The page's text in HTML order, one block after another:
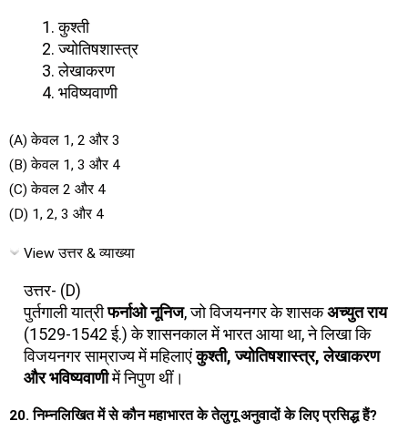
कुश्ती
ज्योतिषशास्त्र
लेखाकरण
भविष्यवाणी
(A) केवल 1, 2 और 3
(B) केवल 1, 3 और 4
(C) केवल 2 और 4
(D) 1, 2, 3 और 4
View उत्तर & व्याख्या
उत्तर- (D)
पुर्तगाली यात्रीफर्नाओ नूनिज, जो विजयनगर के शासकअच्युत राय
(1529-1542 ई.) के शासनकाल में भारत आया था, ने लिखा कि
विजयनगर साम्राज्य में महिलाएंकुश्ती, ज्योतिषशास्त्र, लेखाकरण
और भविष्यवाणीमें निपुण थीं।
20. निम्नलिखित में से कौन महाभारत के तेलुगू अनुवादों के लिए प्रसिद्ध हैं?